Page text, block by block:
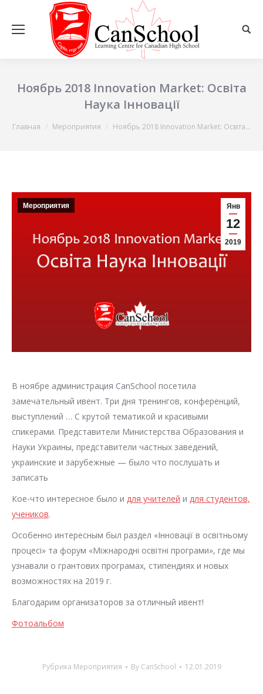
Ноябрь 2018 Innovation Market: Освіта
Наука Інновації
Вы здесь:
Главная Мероприятия Ноябрь 2018 Innovation Market: Освіта…
Янв
12
2019
Мероприятия
В ноябре администрация CanSchool посетила
замечательный ивент. Три дня тренингов, конференций,
выступлений … С крутой тематикой и красивыми
спикерами. Представители Министерства Образования и
Науки Украины, представители частных заведений,
украинские и зарубежные — было что послушать и
записать
Кое-что интересное было и для учителей и для студентов,
учеников.
Особенно интересным был раздел «Інновації в освітньому
процесі» та форум «Міжнародні освітні програми», где мы
узнавали о грантових програмах, стипендиях и новых
возможностях на 2019 г.
Благодарим организаторов за отличный ивент!
Фотоальбом
Рубрика Мероприятия By CanSchool 12.01.2019